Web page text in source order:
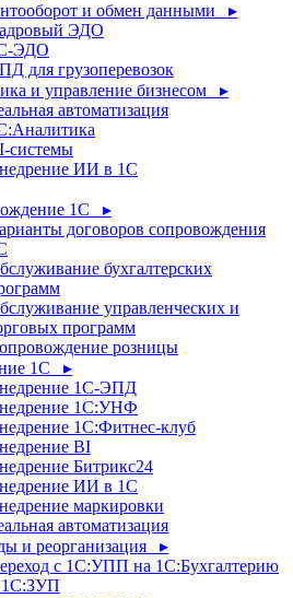
и обмен данными ▸
ЭДО
ЭДО
для грузоперевозок
и управление бизнесом ▸
автоматизация
системы
ИИ в 1С
1С ▸
договоров сопровождения
бухгалтерских
управленческих и
программ
розницы
1С ▸
1С-ЭПД
1С:УНФ
1С:Фитнес-клуб
BI
Битрикс24
ИИ в 1С
маркировки
автоматизация
и реорганизация ▸
с 1С:УПП на 1С:Бухгалтерию